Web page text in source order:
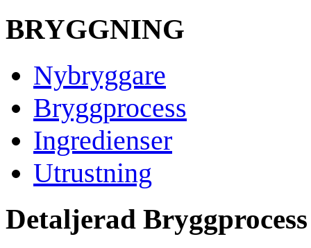
BRYGGNING
Nybryggare
Bryggprocess
Ingredienser
Utrustning
Detaljerad Bryggprocess